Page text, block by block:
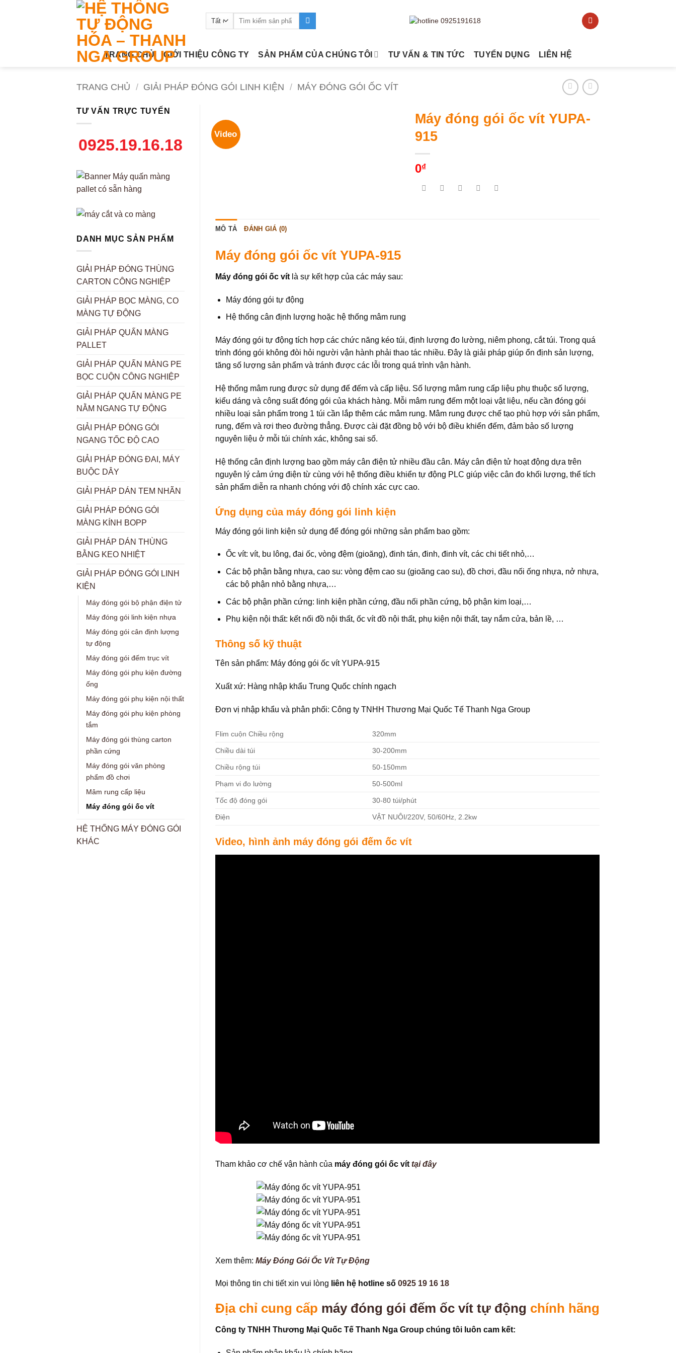
Tìm
TRANG CHỦ GIỚI THIỆU CÔNG TY SẢN PHẨM CỦA CHÚNG TÔI TƯ VẤN & TIN TỨC TUYỂN DỤNG LIÊN HỆ
TRANG CHỦ / GIẢI PHÁP ĐÓNG GÓI LINH KIỆN / MÁY ĐÓNG GÓI ỐC VÍT
TƯ VẤN TRỰC TUYẾN
0925.19.16.18
DANH MỤC SẢN PHẨM
GIẢI PHÁP ĐÓNG THÙNG
CARTON CÔNG NGHIỆP
GIẢI PHÁP BỌC MÀNG, CO
MÀNG TỰ ĐỘNG
GIẢI PHÁP QUẤN MÀNG
PALLET
GIẢI PHÁP QUẤN MÀNG PE
BỌC CUỘN CÔNG NGHIỆP
GIẢI PHÁP QUẤN MÀNG PE
NẰM NGANG TỰ ĐỘNG
GIẢI PHÁP ĐÓNG GÓI
NGANG TỐC ĐỘ CAO
GIẢI PHÁP ĐÓNG ĐAI, MÁY
BUỘC DÂY
GIẢI PHÁP DÁN TEM NHÃN
GIẢI PHÁP ĐÓNG GÓI
MÀNG KÍNH BOPP
GIẢI PHÁP DÁN THÙNG
BẰNG KEO NHIỆT
GIẢI PHÁP ĐÓNG GÓI LINH
KIỆN
Máy đóng gói bộ phận điện tử
Máy đóng gói linh kiện nhựa
Máy đóng gói cân định lượng
tự động
Máy đóng gói đếm trục vít
Máy đóng gói phụ kiện đường
ống
Máy đóng gói phụ kiện nội thất
Máy đóng gói phụ kiện phòng
tắm
Máy đóng gói thùng carton
phần cứng
Máy đóng gói văn phòng
phẩm đồ chơi
Mâm rung cấp liệu
Máy đóng gói ốc vít
HỆ THỐNG MÁY ĐÓNG GÓI
KHÁC
Video
Máy đóng gói ốc vít YUPA-
915
0₫
MÔ TẢ ĐÁNH GIÁ (0)
Máy đóng gói ốc vít YUPA-915
Máy đóng gói ốc vít là sự kết hợp của các máy sau:
Máy đóng gói tự động
Hệ thống cân định lượng hoặc hệ thống mâm rung
Máy đóng gói tự động tích hợp các chức năng kéo túi, định lượng đo lường, niêm phong, cắt túi. Trong quá
trình đóng gói không đòi hỏi người vận hành phải thao tác nhiều. Đây là giải pháp giúp ổn định sản lượng,
tăng số lượng sản phẩm và tránh được các lỗi trong quá trình vận hành.
Hệ thống mâm rung được sử dụng để đếm và cấp liệu. Số lượng mâm rung cấp liệu phụ thuộc số lượng,
kiểu dáng và công suất đóng gói của khách hàng. Mỗi mâm rung đếm một loại vật liệu, nếu cần đóng gói
nhiều loại sản phẩm trong 1 túi cần lắp thêm các mâm rung. Mâm rung được chế tạo phù hợp với sản phẩm,
rung, đếm và rơi theo đường thẳng. Được cài đặt đồng bộ với bộ điều khiển đếm, đảm bảo số lượng
nguyên liệu ở mỗi túi chính xác, không sai số.
Hệ thống cân định lượng bao gồm máy cân điện tử nhiều đầu cân. Máy cân điện tử hoạt động dựa trên
nguyên lý cảm ứng điện từ cùng với hệ thống điều khiển tự động PLC giúp việc cân đo khối lượng, thể tích
sản phẩm diễn ra nhanh chóng với độ chính xác cực cao.
Ứng dụng của máy đóng gói linh kiện
Máy đóng gói linh kiện sử dụng để đóng gói những sản phẩm bao gồm:
Ốc vít: vít, bu lông, đai ốc, vòng đệm (gioăng), đinh tán, đinh, đinh vít, các chi tiết nhỏ,…
Các bộ phận bằng nhựa, cao su: vòng đệm cao su (gioăng cao su), đồ chơi, đầu nối ống nhựa, nở nhựa,
các bộ phận nhỏ bằng nhựa,…
Các bộ phận phần cứng: linh kiện phần cứng, đầu nối phần cứng, bộ phận kim loại,…
Phụ kiện nội thất: kết nối đồ nội thất, ốc vít đồ nội thất, phụ kiện nội thất, tay nắm cửa, bản lề, …
Thông số kỹ thuật
Tên sản phẩm: Máy đóng gói ốc vít YUPA-915
Xuất xứ: Hàng nhập khẩu Trung Quốc chính ngạch
Đơn vị nhập khẩu và phân phối: Công ty TNHH Thương Mại Quốc Tế Thanh Nga Group
Flim cuộn Chiều rộng 320mm
Chiều dài túi 30-200mm
Chiều rộng túi 50-150mm
Phạm vi đo lường 50-500ml
Tốc độ đóng gói 30-80 túi/phút
Điện VẬT NUÔI/220V, 50/60Hz, 2.2kw
Video, hình ảnh máy đóng gói đếm ốc vít
Tham khảo cơ chế vận hành của máy đóng gói ốc vít tại đây
Xem thêm: Máy Đóng Gói Ốc Vít Tự Động
Mọi thông tin chi tiết xin vui lòng liên hệ hotline số 0925 19 16 18
Địa chỉ cung cấp máy đóng gói đếm ốc vít tự động chính hãng
Công ty TNHH Thương Mại Quốc Tế Thanh Nga Group chúng tôi luôn cam kết: